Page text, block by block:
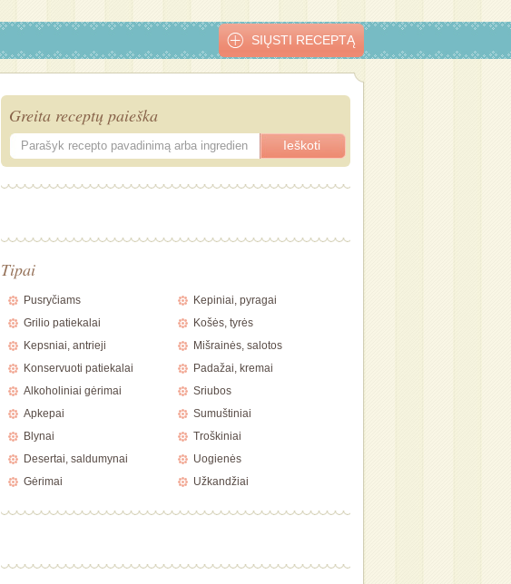
SIŲSTI RECEPTĄ
Greita receptų paieška
Tipai
Pusryčiams
Grilio patiekalai
Kepsniai, antrieji
Konservuoti patiekalai
Alkoholiniai gėrimai
Apkepai
Blynai
Desertai, saldumynai
Gėrimai
Kepiniai, pyragai
Košės, tyrės
Mišrainės, salotos
Padažai, kremai
Sriubos
Sumuštiniai
Troškiniai
Uogienės
Užkandžiai